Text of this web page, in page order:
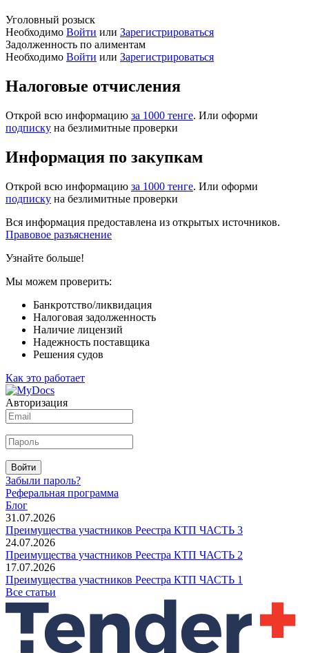
Уголовный розыск
Необходимо Войти или Зарегистрироваться
Задолженность по алиментам
Необходимо Войти или Зарегистрироваться
Налоговые отчисления
Открой всю информацию за 1000 тенге. Или оформи
подписку на безлимитные проверки
Информация по закупкам
Открой всю информацию за 1000 тенге. Или оформи
подписку на безлимитные проверки
Вся информация предоставлена из открытых источников.
Правовое разъяснение
Узнайте больше!
Мы можем проверить:
Банкротство/ликвидация
Налоговая задолженность
Наличие лицензий
Надежность поставщика
Решения судов
Как это работает
Авторизация
Войти
Забыли пароль?
Реферальная программа
Блог
31.07.2026
Преимущества участников Реестра КТП ЧАСТЬ 3
24.07.2026
Преимущества участников Реестра КТП ЧАСТЬ 2
17.07.2026
Преимущества участников Реестра КТП ЧАСТЬ 1
Все статьи